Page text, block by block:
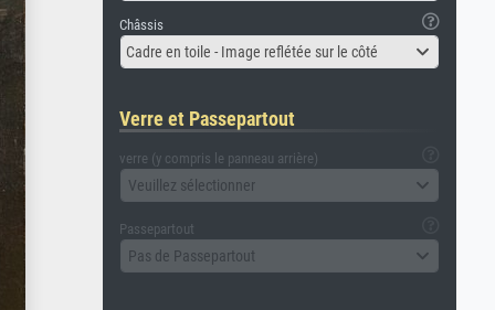
Châssis
Cadre en toile - Image reflétée sur le côté
Verre et Passepartout
verre (y compris le panneau arrière)
Veuillez sélectionner
Passepartout
Pas de Passepartout